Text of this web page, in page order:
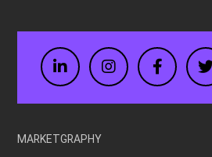
Twitter
Facebook
Instagram
LinkedIn
MARKETGRAPHY